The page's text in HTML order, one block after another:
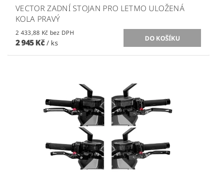
VECTOR ZADNÍ STOJAN PRO LETMO ULOŽENÁ
KOLA PRAVÝ
2 433,88 Kč bez DPH
2 945 Kč / ks